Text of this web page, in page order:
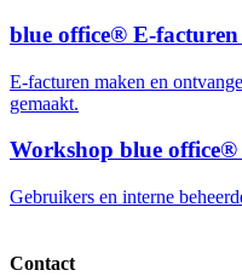
blue office® E-
E-facturen maken en
gemaakt.
Workshop blue
Gebruikers en interne
Contact